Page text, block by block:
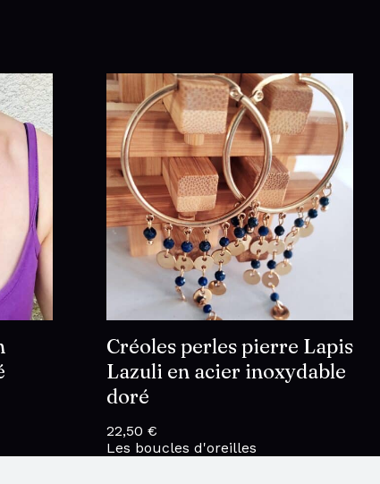
Créoles perles pierre Lapis
Lazuli en acier inoxydable
doré
22,50 €
Les boucles d'oreilles